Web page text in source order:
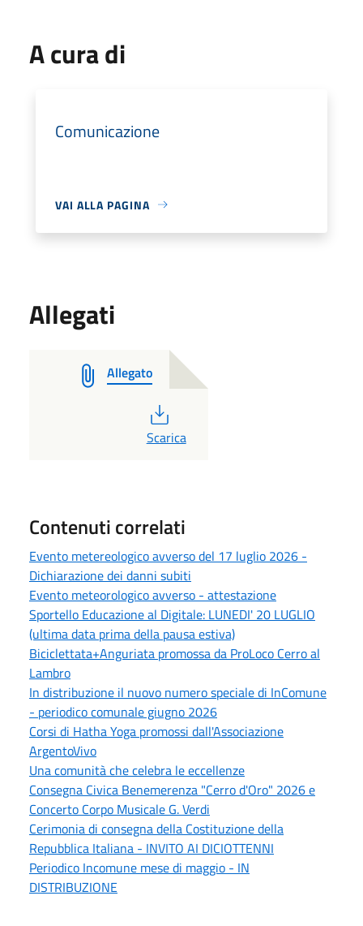
A cura di
Comunicazione
VAI ALLA PAGINA
Allegati
Allegato
PDF
Scarica
Contenuti correlati
Evento metereologico avverso del 17 luglio 2026 -
Dichiarazione dei danni subiti
Evento meteorologico avverso - attestazione
Sportello Educazione al Digitale: LUNEDI' 20 LUGLIO
(ultima data prima della pausa estiva)
Biciclettata+Anguriata promossa da ProLoco Cerro al
Lambro
In distribuzione il nuovo numero speciale di InComune
- periodico comunale giugno 2026
Corsi di Hatha Yoga promossi dall'Associazione
ArgentoVivo
Una comunità che celebra le eccellenze
Consegna Civica Benemerenza "Cerro d'Oro" 2026 e
Concerto Corpo Musicale G. Verdi
Cerimonia di consegna della Costituzione della
Repubblica Italiana - INVITO AI DICIOTTENNI
Periodico Incomune mese di maggio - IN
DISTRIBUZIONE